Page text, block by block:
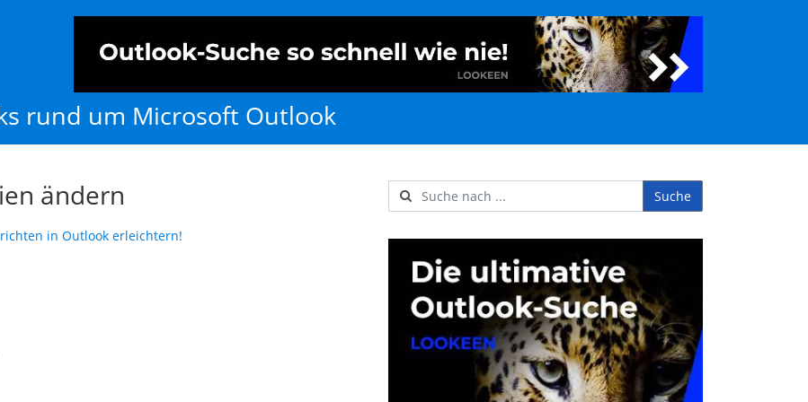
rund um Microsoft Outlook
ändern
in Outlook erleichtern!
Username
Suche